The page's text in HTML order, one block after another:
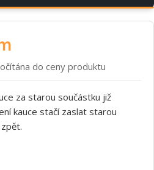
do ceny produktu
za starou součástku již
kauce stačí zaslat starou